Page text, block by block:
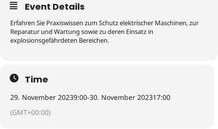
Event Details
Erfahren Sie Praxiswissen zum Schutz elektrischer Maschinen, zur
Reparatur und Wartung sowie zu deren Einsatz in
explosionsgefährdeten Bereichen.
Time
29. November 20239:00-30. November 202317:00
(GMT+00:00)